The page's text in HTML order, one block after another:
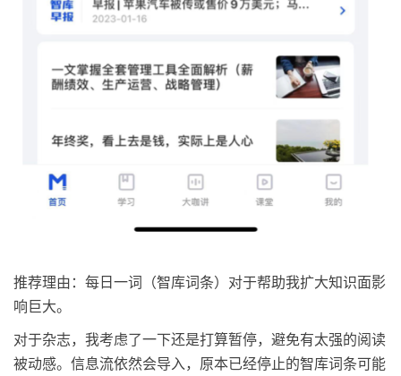
推荐理由：每日一词（智库词条）对于帮助我扩大知识面影
响巨大。
对于杂志，我考虑了一下还是打算暂停，避免有太强的阅读
被动感。信息流依然会导入，原本已经停止的智库词条可能